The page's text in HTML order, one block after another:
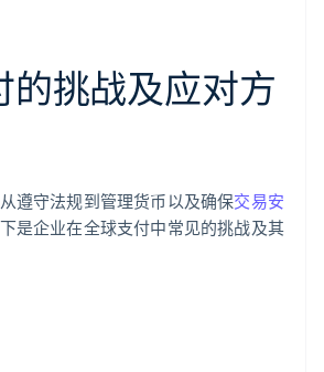
的挑战及应对方
遵守法规到管理货币以及确保交易安
是企业在全球支付中常见的挑战及其